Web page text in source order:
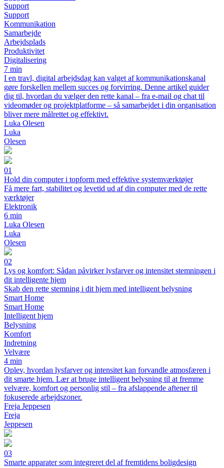
Support
Support
Kommunikation
Samarbejde
Arbejdsplads
Produktivitet
Digitalisering
7 min
I en travl, digital arbejdsdag kan valget af kommunikationskanal
gøre forskellen mellem succes og forvirring. Denne artikel guider
dig til, hvordan du vælger den rette kanal – fra e-mail og chat til
videomøder og projektplatforme – så samarbejdet i din organisation
bliver mere målrettet og effektivt.
Luka Olesen
Luka
Olesen
01
Hold din computer i topform med effektive systemværktøjer
Få mere fart, stabilitet og levetid ud af din computer med de rette
værktøjer
Elektronik
6 min
Luka Olesen
Luka
Olesen
02
Lys og komfort: Sådan påvirker lysfarver og intensitet stemningen i
dit intelligente hjem
Skab den rette stemning i dit hjem med intelligent belysning
Smart Home
Smart Home
Intelligent hjem
Belysning
Komfort
Indretning
Velvære
4 min
Oplev, hvordan lysfarver og intensitet kan forvandle atmosfæren i
dit smarte hjem. Lær at bruge intelligent belysning til at fremme
velvære, komfort og personlig stil – fra afslappende aftener til
fokuserede arbejdszoner.
Freja Jeppesen
Freja
Jeppesen
03
Smarte apparater som integreret del af fremtidens boligdesign